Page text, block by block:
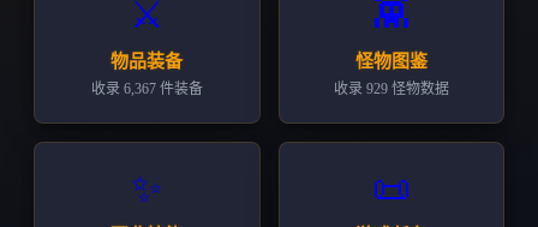
⚔️
物品装备
收录 6,367 件装备
👾
怪物图鉴
收录 929 怪物数据
✨ 📜